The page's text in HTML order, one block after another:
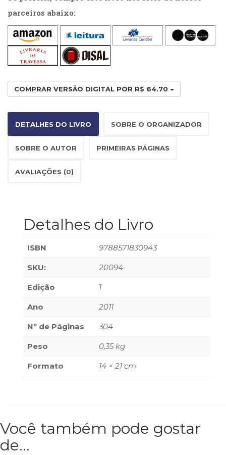
(33)
(23)
Rádio
(8)
Relações
e
Comunicação
(31)
Saúde
(0)
Televisão
africanos
(30)
Terapia
Ocupacional
(21)
e
RH
Turismo
(1)
parceiros abaixo:
COMPRAR VERSÃO DIGITAL POR R$ 64.70
DETALHES DO LIVRO SOBRE O ORGANIZADOR
SOBRE O AUTOR PRIMEIRAS PÁGINAS
AVALIAÇÕES (0)
Detalhes do Livro
ISBN 9788571830943
SKU: 20094
Edição 1
Ano 2011
Nº de Páginas 304
Peso 0,35 kg
Formato 14 × 21 cm
Você também pode gostar
de…